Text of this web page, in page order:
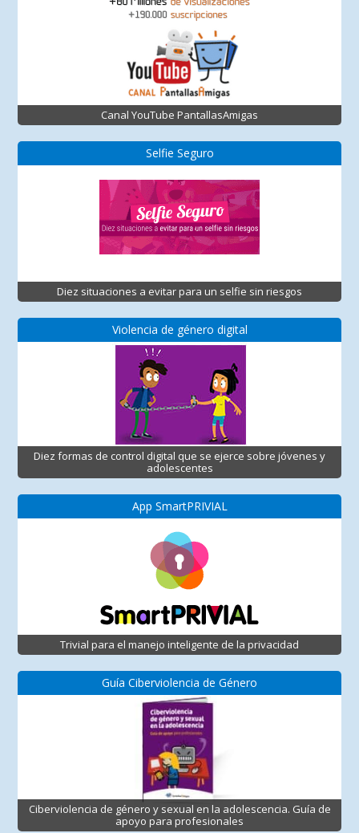
Canal YouTube PantallasAmigas
Selfie Seguro
Diez situaciones a evitar para un selfie sin riesgos
Violencia de género digital
Diez formas de control digital que se ejerce sobre jóvenes y
adolescentes
App SmartPRIVIAL
Trivial para el manejo inteligente de la privacidad
Guía Ciberviolencia de Género
Ciberviolencia de género y sexual en la adolescencia. Guía de
apoyo para profesionales